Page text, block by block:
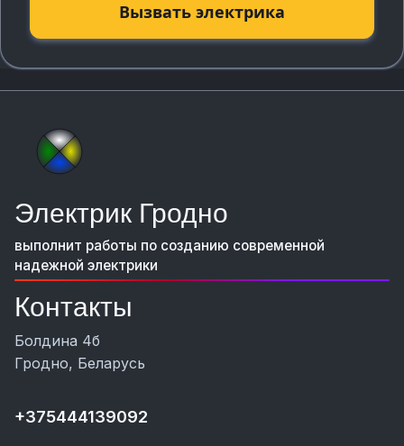
Вызвать электрика
Электрик Гродно
выполнит работы по созданию современной
надежной электрики
Контакты
Болдина 4б
Гродно, Беларусь
+375444139092